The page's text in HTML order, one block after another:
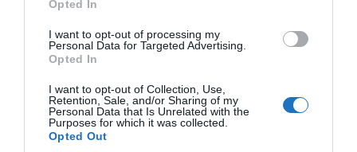
Opted In
I want to opt-out of processing my
Personal Data for Targeted Advertising.
Opted In
I want to opt-out of Collection, Use,
Retention, Sale, and/or Sharing of my
Personal Data that Is Unrelated with the
Purposes for which it was collected.
Opted Out
A fő fürdőszoba érdekes belsőépítészeti